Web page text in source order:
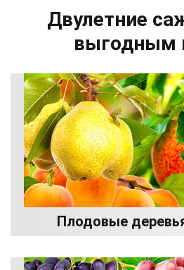
Двулетние
выгодным
Плодовые